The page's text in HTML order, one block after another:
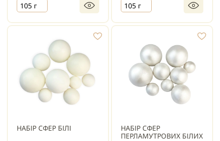
105 г 105 г
НАБІР СФЕР БІЛІ
НАБІР СФЕР
ПЕРЛАМУТРОВИХ БІЛИХ